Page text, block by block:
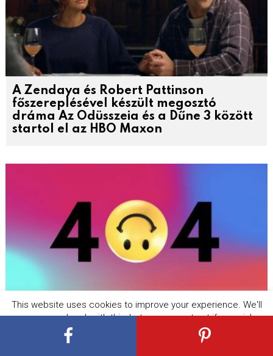
A Zendaya és Robert Pattinson
főszereplésével készült megosztó
dráma Az Odüsszeia és a Dűne 3 között
startol el az HBO Maxon
A Cartoon Network weboldal
hivatalosan is megszűnt, de nem tűnik
This website uses cookies to improve your experience. We'll
assume you're ok with this, but you can opt-out if you wish.